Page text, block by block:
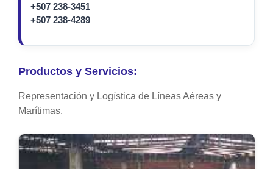
+507 238-3451
+507 238-4289
Productos y Servicios:
Representación y Logística de Líneas Aéreas y
Marítimas.